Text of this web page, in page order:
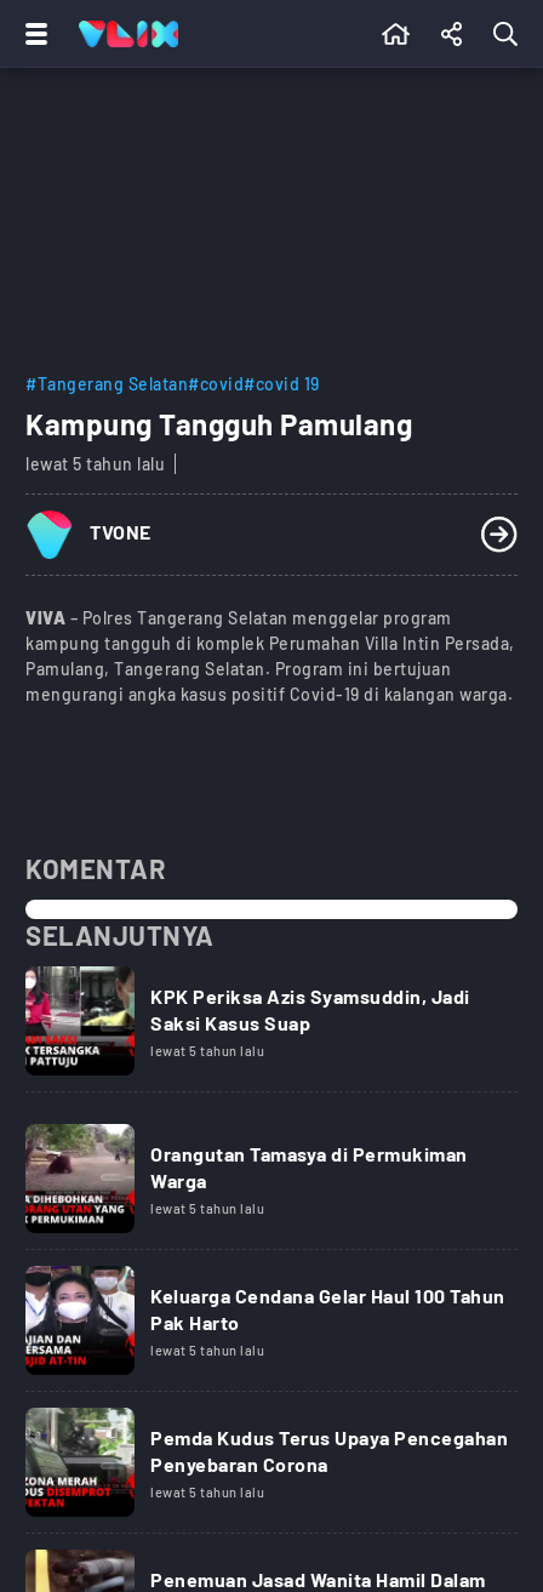
#Tangerang Selatan#covid#covid 19
Kampung Tangguh Pamulang
lewat 5 tahun lalu
TVONE
VIVA – Polres Tangerang Selatan menggelar program
kampung tangguh di komplek Perumahan Villa Intin Persada,
Pamulang, Tangerang Selatan. Program ini bertujuan
mengurangi angka kasus positif Covid-19 di kalangan warga.
KOMENTAR
SELANJUTNYA
KPK Periksa Azis Syamsuddin, Jadi
Saksi Kasus Suap
lewat 5 tahun lalu
Orangutan Tamasya di Permukiman
Warga
lewat 5 tahun lalu
Keluarga Cendana Gelar Haul 100 Tahun
Pak Harto
lewat 5 tahun lalu
Pemda Kudus Terus Upaya Pencegahan
Penyebaran Corona
lewat 5 tahun lalu
Penemuan Jasad Wanita Hamil Dalam